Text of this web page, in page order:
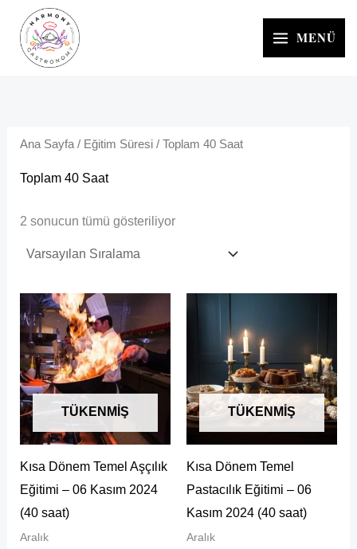
İçeriğe
MENÜ
Ana Sayfa/ Eğitim Süresi/ Toplam 40 Saat
Toplam 40 Saat
2 sonucun tümü gösteriliyor
TÜKENMIŞ
Kısa Dönem Temel Aşçılık
Eğitimi – 06 Kasım 2024
(40 saat)
Aralık
TÜKENMIŞ
Kısa Dönem Temel
Pastacılık Eğitimi – 06
Kasım 2024 (40 saat)
Aralık